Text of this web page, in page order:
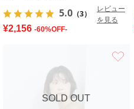
5.0 （3）
レビュー
を見る
¥2,156 -60%OFF-
SOLD OUT